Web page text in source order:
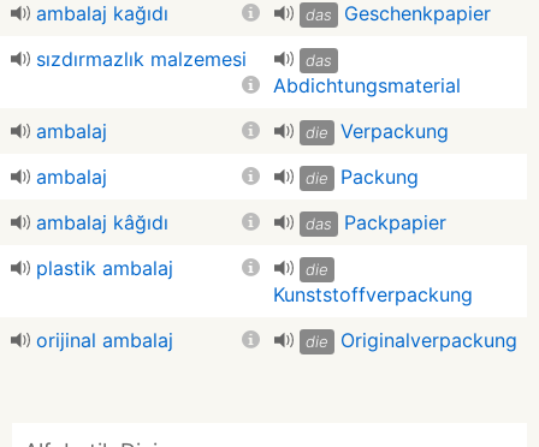
ambalaj kağıdı
das
Geschenkpapier
sızdırmazlık malzemesi
das
Abdichtungsmaterial
ambalaj
die
Verpackung
ambalaj
die
Packung
ambalaj kâğıdı
das
Packpapier
plastik ambalaj
die
Kunststoffverpackung
orijinal ambalaj
die Originalverpackung